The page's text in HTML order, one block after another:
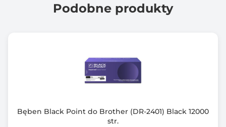
Podobne produkty
Bęben Black Point do Brother (DR-2401) Black 12000
str.